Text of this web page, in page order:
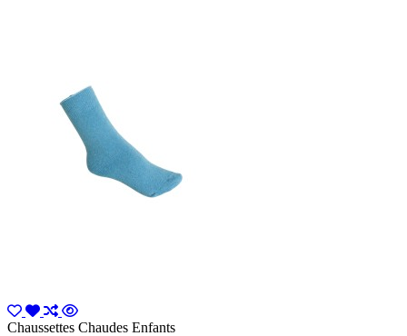
Chaussettes Chaudes Enfants